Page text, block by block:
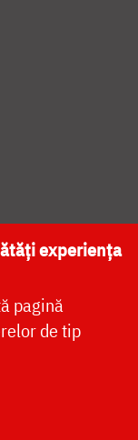
NAȚIONALĂ
MEDIA
experiența
pagină
de tip